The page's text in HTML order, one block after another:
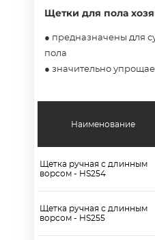
Щетки для пола
● предназначены для
пола
● значительно
Наименование
Щетка ручная с длинным
ворсом - HS254
Щетка ручная с длинным
ворсом - HS255